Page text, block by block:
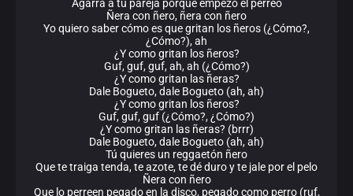
Agarra a tu pareja porque empezó el perreo
Ñera con ñero, ñera con ñero
Yo quiero saber cómo es que gritan los ñeros (¿Cómo?,
¿Cómo?), ah
¿Y como gritan los ñeros?
Guf, guf, guf, ah, ah (¿Cómo?)
¿Y como gritan las ñeras?
Dale Bogueto, dale Bogueto (ah, ah)
¿Y como gritan los ñeros?
Guf, guf, guf (¿Cómo?, ¿Cómo?)
¿Y como gritan las ñeras? (brrr)
Dale Bogueto, dale Bogueto (ah, ah)
Tú quieres un reggaetón ñero
Que te traiga tenda, te azote, te dé duro y te jale por el pelo
Ñera con ñero
Que lo perreen pegado en la disco, pegado como perro (ruf,